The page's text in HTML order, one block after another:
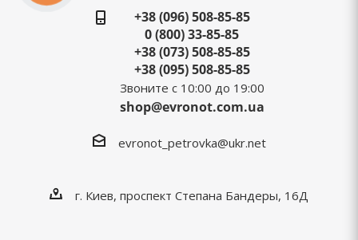
+38 (096) 508-85-85
0 (800) 33-85-85
+38 (073) 508-85-85
+38 (095) 508-85-85
Звоните с 10:00 до 19:00
shop@evronot.com.ua
evronot_petrovka@ukr.net
г. Киев, проспект Степана Бандеры, 16Д